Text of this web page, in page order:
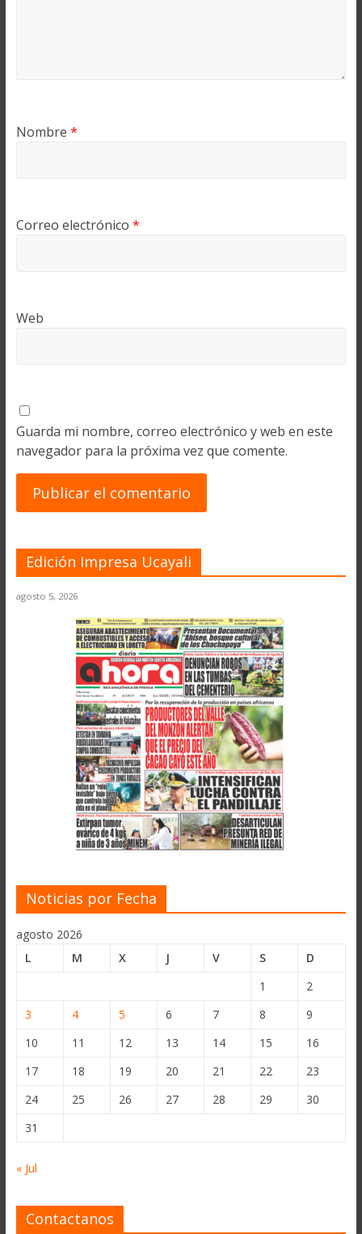
Nombre *
Correo electrónico *
Web
Guarda mi nombre, correo electrónico y web en este
navegador para la próxima vez que comente.
Edición Impresa Ucayali
agosto 5, 2026
Noticias por Fecha
agosto 2026
L
M X J V S
D
1
2
3
4 5 6 7 8
9
10
11 12 13 14 15
16
17
18 19 20 21 22
23
24
25 26 27 28 29
30
31
« Jul
Contactanos